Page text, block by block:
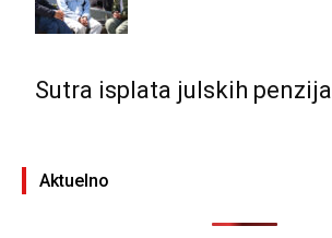
Sutra isplata julskih penzija
Aktuelno